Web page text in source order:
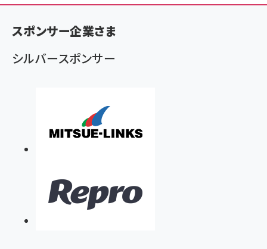
く
ず
スポンサー企業さま
シルバースポンサー